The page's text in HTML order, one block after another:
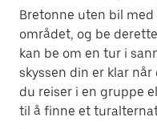
Bretonne uten bil med
området, og be
kan be om en tur i
skyssen din er klar
du reiser i en gruppe
til å finne et